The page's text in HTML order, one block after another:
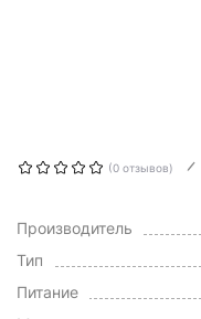
(0 отзывов)
Производитель
Тип
Питание